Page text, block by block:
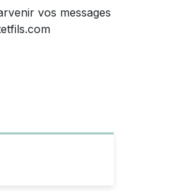
vos messages